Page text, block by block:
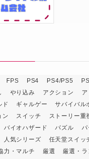
FPS PS4 PS4/PS5
やり込み アクション
ド
ギャルゲー
サバイバル
ン
スイッチ ストーリー重
バイオハザード パズル パ
人気シリーズ 任天堂スイッ
力・マルチ 厳選 厳選・